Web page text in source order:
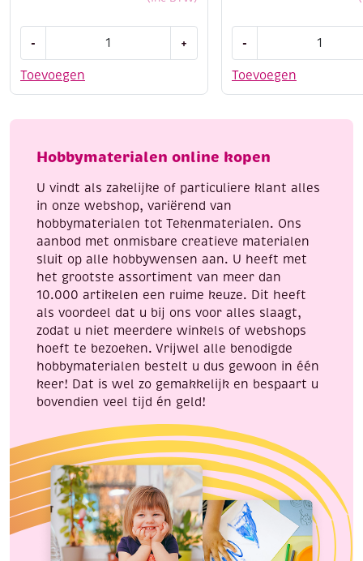
verwijderen.
Toevoegen
-
do
Holly
aantal
+
Toevoegen
-
do
butterfly
aantal
Hobbymaterialen online kopen
U vindt als zakelijke of particuliere klant alles
in onze webshop, variërend van
hobbymaterialen tot Tekenmaterialen. Ons
aanbod met onmisbare creatieve materialen
sluit op alle hobbywensen aan. U heeft met
het grootste assortiment van meer dan
10.000 artikelen een ruime keuze. Dit heeft
als voordeel dat u bij ons voor alles slaagt,
zodat u niet meerdere winkels of webshops
hoeft te bezoeken. Vrijwel alle benodigde
hobbymaterialen bestelt u dus gewoon in één
keer! Dat is wel zo gemakkelijk en bespaart u
bovendien veel tijd én geld!